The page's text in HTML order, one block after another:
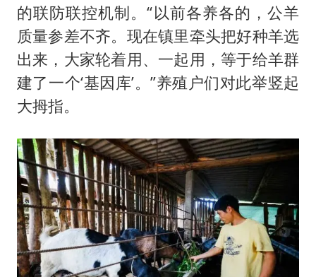
的联防联控机制。“以前各养各的，公羊
质量参差不齐。现在镇里牵头把好种羊选
出来，大家轮着用、一起用，等于给羊群
建了一个‘基因库’。”养殖户们对此举竖起
大拇指。